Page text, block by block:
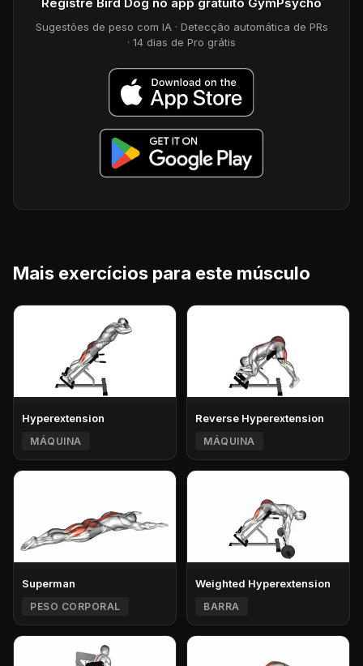
Registre Bird Dog no app gratuito GymPsycho
Sugestões de peso com IA · Detecção automática de PRs
· 14 dias de Pro grátis
Mais exercícios para este músculo
Hyperextension
MÁQUINA
Reverse Hyperextension
MÁQUINA
Superman
PESO CORPORAL
Weighted Hyperextension
BARRA